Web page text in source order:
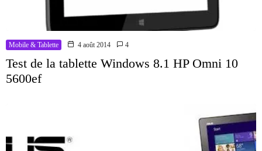
Mobile & Tablette 4 août 2014 4
Test de la tablette Windows 8.1 HP Omni 10
5600ef